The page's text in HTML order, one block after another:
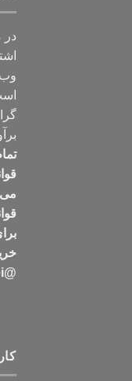
در
@ArmanLaghaei در ارتباط باشید.